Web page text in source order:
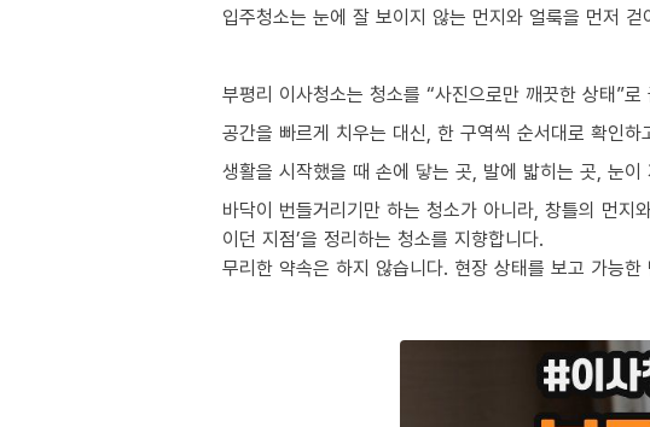
입주청소는 눈에 잘 보이지 않는 먼지와 얼룩을 먼저
부평리 이사청소는 청소를 “사진으로만 깨끗한 상태”로
공간을 빠르게 치우는 대신, 한 구역씩 순서대로 확인
생활을 시작했을 때 손에 닿는 곳, 발에 밟히는 곳, 눈
바닥이 번들거리기만 하는 청소가 아니라, 창틀의 먼
이던 지점’을 정리하는 청소를 지향합니다.
무리한 약속은 하지 않습니다. 현장 상태를 보고 가능